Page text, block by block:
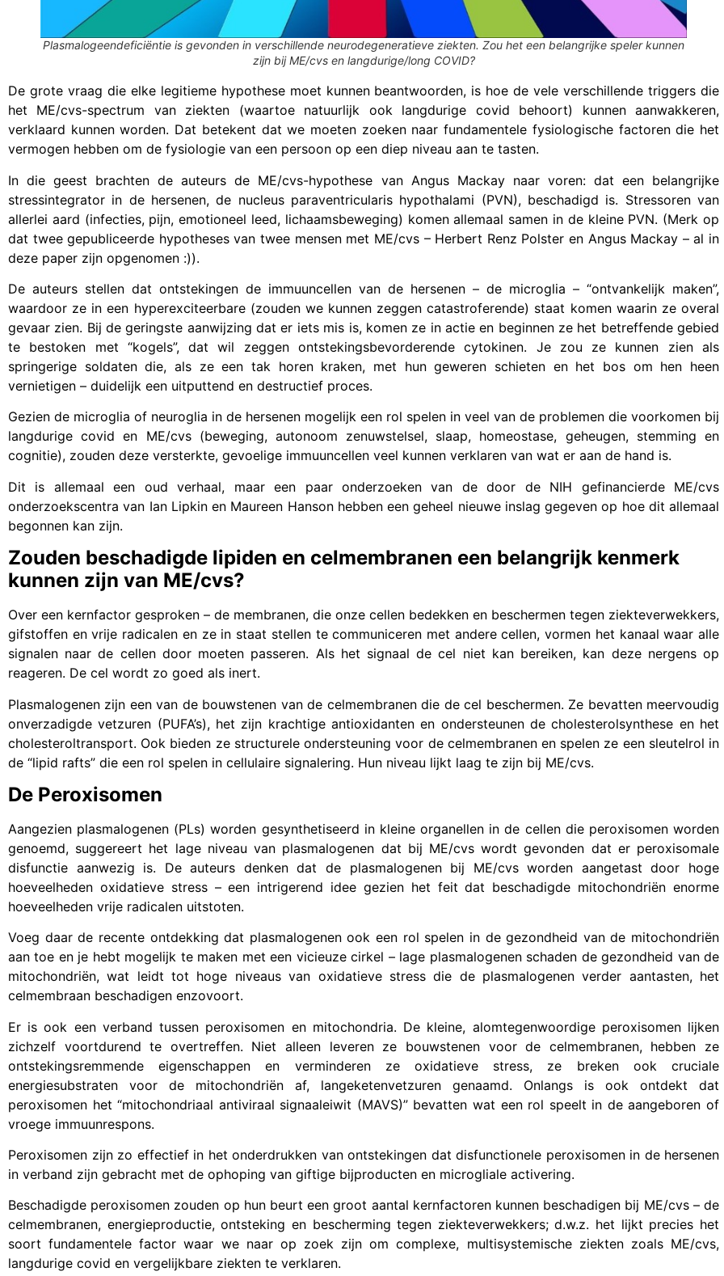
Plasmalogeendeficiëntie is gevonden in verschillende neurodegeneratieve ziekten. Zou het een belangrijke speler kunnen
zijn bij ME/cvs en langdurige/long COVID?
De grote vraag die elke legitieme hypothese moet kunnen beantwoorden, is hoe de vele verschillende triggers die
het ME/cvs-spectrum van ziekten (waartoe natuurlijk ook langdurige covid behoort) kunnen aanwakkeren,
verklaard kunnen worden. Dat betekent dat we moeten zoeken naar fundamentele fysiologische factoren die het
vermogen hebben om de fysiologie van een persoon op een diep niveau aan te tasten.
In die geest brachten de auteurs de ME/cvs-hypothese van Angus Mackay naar voren: dat een belangrijke
stressintegrator in de hersenen, de nucleus paraventricularis hypothalami (PVN), beschadigd is. Stressoren van
allerlei aard (infecties, pijn, emotioneel leed, lichaamsbeweging) komen allemaal samen in de kleine PVN. (Merk op
dat twee gepubliceerde hypotheses van twee mensen met ME/cvs – Herbert Renz Polster en Angus Mackay – al in
deze paper zijn opgenomen :)).
De auteurs stellen dat ontstekingen de immuuncellen van de hersenen – de microglia – “ontvankelijk maken”,
waardoor ze in een hyperexciteerbare (zouden we kunnen zeggen catastroferende) staat komen waarin ze overal
gevaar zien. Bij de geringste aanwijzing dat er iets mis is, komen ze in actie en beginnen ze het betreffende gebied
te bestoken met “kogels”, dat wil zeggen ontstekingsbevorderende cytokinen. Je zou ze kunnen zien als
springerige soldaten die, als ze een tak horen kraken, met hun geweren schieten en het bos om hen heen
vernietigen – duidelijk een uitputtend en destructief proces.
Gezien de microglia of neuroglia in de hersenen mogelijk een rol spelen in veel van de problemen die voorkomen bij
langdurige covid en ME/cvs (beweging, autonoom zenuwstelsel, slaap, homeostase, geheugen, stemming en
cognitie), zouden deze versterkte, gevoelige immuuncellen veel kunnen verklaren van wat er aan de hand is.
Dit is allemaal een oud verhaal, maar een paar onderzoeken van de door de NIH gefinancierde ME/cvs
onderzoekscentra van Ian Lipkin en Maureen Hanson hebben een geheel nieuwe inslag gegeven op hoe dit allemaal
begonnen kan zijn.
Zouden beschadigde lipiden en celmembranen een belangrijk kenmerk
kunnen zijn van ME/cvs?
Over een kernfactor gesproken – de membranen, die onze cellen bedekken en beschermen tegen ziekteverwekkers,
gifstoffen en vrije radicalen en ze in staat stellen te communiceren met andere cellen, vormen het kanaal waar alle
signalen naar de cellen door moeten passeren. Als het signaal de cel niet kan bereiken, kan deze nergens op
reageren. De cel wordt zo goed als inert.
Plasmalogenen zijn een van de bouwstenen van de celmembranen die de cel beschermen. Ze bevatten meervoudig
onverzadigde vetzuren (PUFA’s), het zijn krachtige antioxidanten en ondersteunen de cholesterolsynthese en het
cholesteroltransport. Ook bieden ze structurele ondersteuning voor de celmembranen en spelen ze een sleutelrol in
de “lipid rafts” die een rol spelen in cellulaire signalering. Hun niveau lijkt laag te zijn bij ME/cvs.
De Peroxisomen
Aangezien plasmalogenen (PLs) worden gesynthetiseerd in kleine organellen in de cellen die peroxisomen worden
genoemd, suggereert het lage niveau van plasmalogenen dat bij ME/cvs wordt gevonden dat er peroxisomale
disfunctie aanwezig is. De auteurs denken dat de plasmalogenen bij ME/cvs worden aangetast door hoge
hoeveelheden oxidatieve stress – een intrigerend idee gezien het feit dat beschadigde mitochondriën enorme
hoeveelheden vrije radicalen uitstoten.
Voeg daar de recente ontdekking dat plasmalogenen ook een rol spelen in de gezondheid van de mitochondriën
aan toe en je hebt mogelijk te maken met een vicieuze cirkel – lage plasmalogenen schaden de gezondheid van de
mitochondriën, wat leidt tot hoge niveaus van oxidatieve stress die de plasmalogenen verder aantasten, het
celmembraan beschadigen enzovoort.
Er is ook een verband tussen peroxisomen en mitochondria. De kleine, alomtegenwoordige peroxisomen lijken
zichzelf voortdurend te overtreffen. Niet alleen leveren ze bouwstenen voor de celmembranen, hebben ze
ontstekingsremmende eigenschappen en verminderen ze oxidatieve stress, ze breken ook cruciale
energiesubstraten voor de mitochondriën af, langeketenvetzuren genaamd. Onlangs is ook ontdekt dat
peroxisomen het “mitochondriaal antiviraal signaaleiwit (MAVS)” bevatten wat een rol speelt in de aangeboren of
vroege immuunrespons.
Peroxisomen zijn zo effectief in het onderdrukken van ontstekingen dat disfunctionele peroxisomen in de hersenen
in verband zijn gebracht met de ophoping van giftige bijproducten en microgliale activering.
Beschadigde peroxisomen zouden op hun beurt een groot aantal kernfactoren kunnen beschadigen bij ME/cvs – de
celmembranen, energieproductie, ontsteking en bescherming tegen ziekteverwekkers; d.w.z. het lijkt precies het
soort fundamentele factor waar we naar op zoek zijn om complexe, multisystemische ziekten zoals ME/cvs,
langdurige covid en vergelijkbare ziekten te verklaren.